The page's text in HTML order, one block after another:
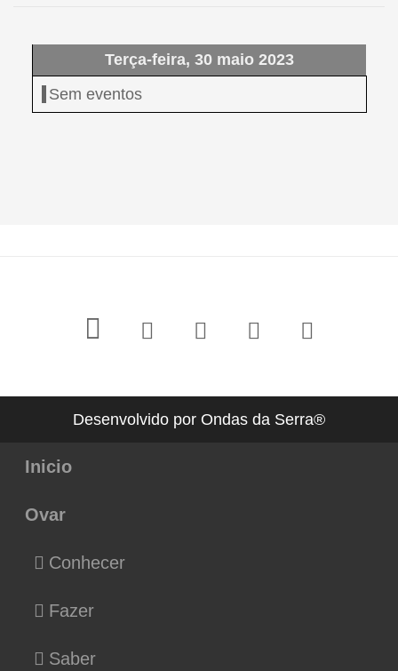
Terça-feira, 30 maio 2023
Sem eventos
Desenvolvido por Ondas da Serra®
Inicio
Ovar
Conhecer
Fazer
Saber